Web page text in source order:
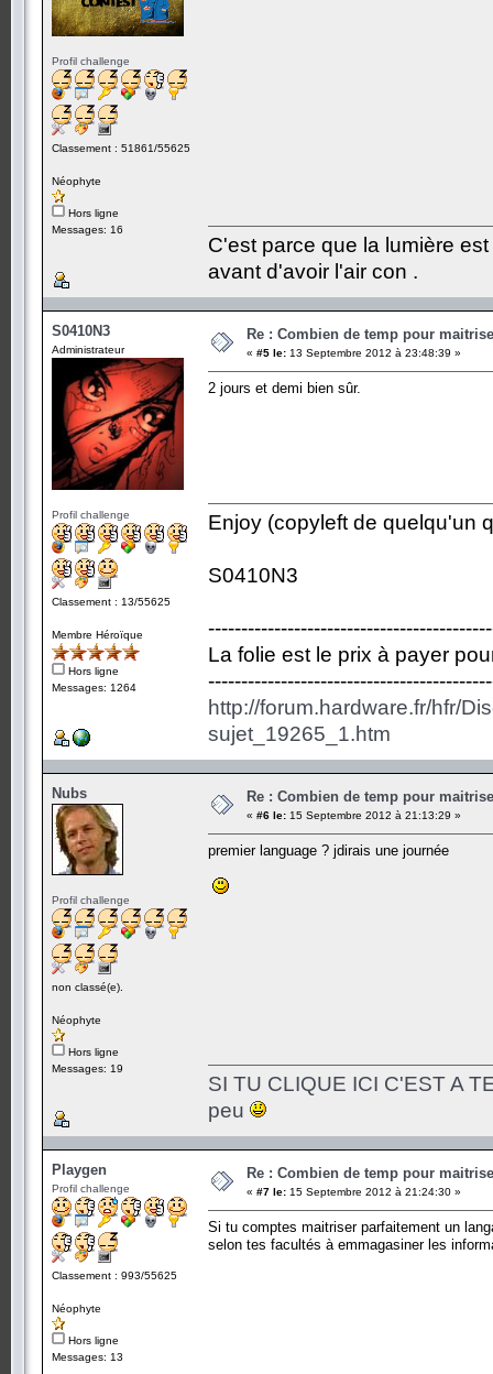
Profil challenge
Classement : 51861/55625
Néophyte
Hors ligne
Messages: 16
C'est parce que la lumière
avant d'avoir l'air con .
S0410N3
Administrateur
Profil challenge
Classement : 13/55625
Membre Héroïque
Hors ligne
Messages: 1264
Re : Combien de temp pour
« #5 le: 13 Septembre 2012 à 23:48:39 »
2 jours et demi bien sûr.
Enjoy (copyleft de quelqu'un
S0410N3
La folie est le prix à payer
http://forum.hardware.fr/hfr/
sujet_19265_1.htm
Nubs
Profil challenge
non classé(e).
Néophyte
Hors ligne
Messages: 19
Re : Combien de temp pour
« #6 le: 15 Septembre 2012 à 21:13:29 »
premier language ? jdirais une journée
SI TU CLIQUE ICI C'EST A
peu
Playgen
Profil challenge
Classement : 993/55625
Néophyte
Hors ligne
Messages: 13
Re : Combien de temp pour
« #7 le: 15 Septembre 2012 à 21:24:30 »
Si tu comptes maitriser parfaitement un
selon tes facultés à emmagasiner les